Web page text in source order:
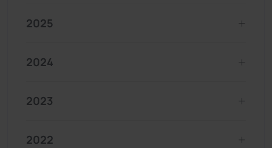
2025
2024
2023
2022